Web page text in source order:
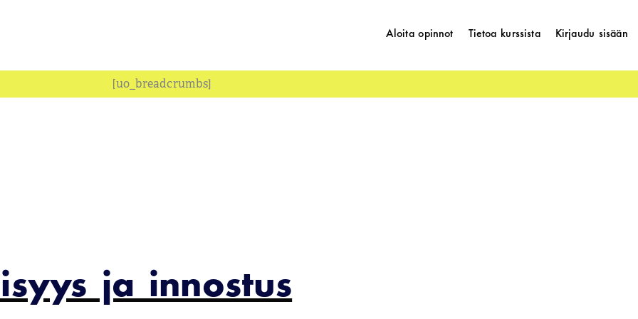
Aloita opinnot Tietoa kurssista Kirjaudu sisään
[uo_breadcrumbs]
ja innostus